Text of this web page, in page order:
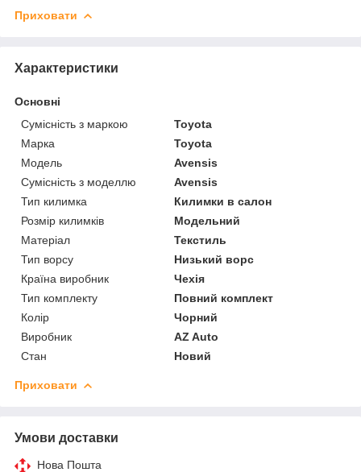
Приховати
Характеристики
Основні
Сумісність з маркою
Toyota
Марка
Toyota
Модель
Avensis
Сумісність з моделлю
Avensis
Тип килимка
Килимки в салон
Розмір килимків
Модельний
Матеріал
Текстиль
Тип ворсу
Низький ворс
Країна виробник
Чехія
Тип комплекту
Повний комплект
Колір
Чорний
Виробник
AZ Auto
Стан
Новий
Приховати
Умови доставки
Нова Пошта